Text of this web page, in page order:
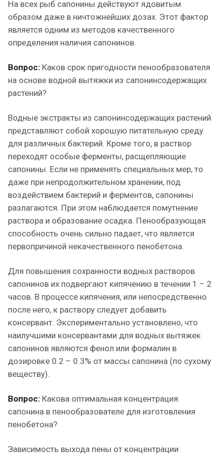
На всех рыб сапонины действуют ядовитым
образом даже в ничтожнейших дозах. Этот фактор
является одним из методов качественного
определения наличия сапонинов.
Вопрос: Каков срок пригодности пенообразователя
на основе водной вытяжки из сапонинсодержащих
растений?
Водные экстракты из сапонинсодержащих растений
представляют собой хорошую питательную среду
для различных бактерий. Кроме того, в раствор
переходят особые ферменты, расщепляющие
сапонины. Если не применять специальных мер, то
даже при непродолжительном хранении, под
воздействием бактерий и ферментов, сапонины
разлагаются. При этом наблюдается помутнение
раствора и образование осадка. Пенообразующая
способность очень сильно падает, что является
первопричиной некачественного пенобетона.
Для повышения сохранности водных растворов
сапонинов их подвергают кипячению в течении 1 – 2
часов. В процессе кипячения, или непосредственно
после него, к раствору следует добавить
консервант. Экспериментально установлено, что
наилучшими консервантами для водных вытяжек
сапонинов являются фенол или формалин в
дозировке 0.2 – 0.3% от массы сапонина (по сухому
веществу).
Вопрос: Какова оптимальная концентрация
сапонина в пенообразователе для изготовления
пенобетона?
Зависимость выхода пены от концентрации